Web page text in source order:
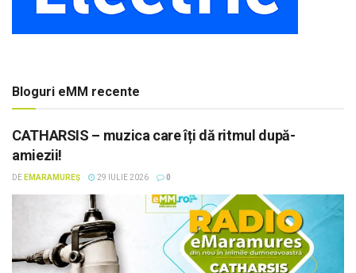
Bloguri eMM recente
CATHARSIS – muzica care îți dă ritmul după-
amiezii!
DE EMARAMUREȘ 29 IULIE 2026 0